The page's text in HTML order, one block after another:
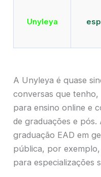
Unyleya
A Unyleya é quase
conversas que
para ensino online e
de graduações e pós.
graduação EAD em
pública, por
para especializações